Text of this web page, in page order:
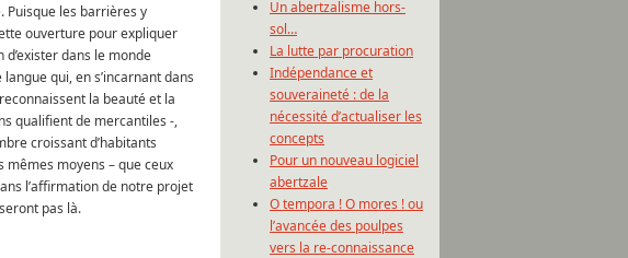
Puisque les barrières y
ouverture pour expliquer
dans le monde
qui, en s’incarnant dans
la beauté et la
qualifient de mercantiles -,
croissant d’habitants
mêmes moyens – que ceux
l’affirmation de notre projet
pas là.
Un abertzalisme hors-
sol…
La lutte par procuration
Indépendance et
souveraineté : de la
nécessité d’actualiser les
concepts
Pour un nouveau logiciel
abertzale
O tempora ! O mores ! ou
l’avancée des poulpes
vers la re-connaissance